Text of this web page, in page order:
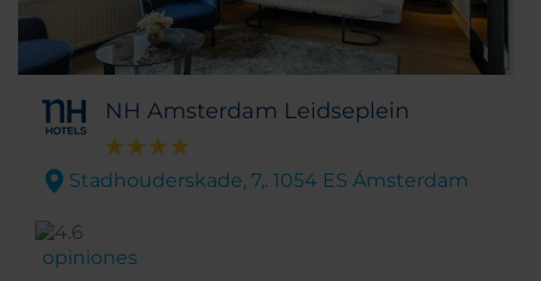
NH Amsterdam Leidseplein
Stadhouderskade, 7,. 1054 ES Ámsterdam
opiniones